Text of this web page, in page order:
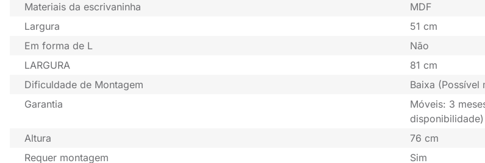
Materiais da escrivaninha
MDF
Largura
51 cm
Em forma de L
Não
LARGURA
81 cm
Dificuldade de Montagem
Baixa (Possível
Garantia
Móveis: 3
disponibilidade)
Altura
76 cm
Requer montagem
Sim